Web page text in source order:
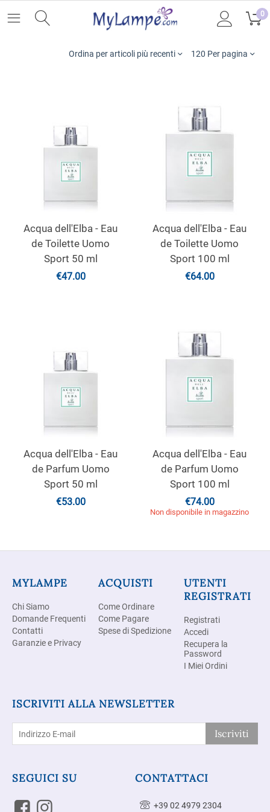
0
Ordina per articoli più recenti 120 Per pagina
Acqua dell'Elba - Eau
de Toilette Uomo
Sport 50 ml
€47.00
Acqua dell'Elba - Eau
de Toilette Uomo
Sport 100 ml
€64.00
Acqua dell'Elba - Eau
de Parfum Uomo
Sport 50 ml
€53.00
Acqua dell'Elba - Eau
de Parfum Uomo
Sport 100 ml
€74.00
Non disponibile in magazzino
MYLAMPE
Chi Siamo
Domande Frequenti
Contatti
Garanzie e Privacy
ACQUISTI
Come Ordinare
Come Pagare
Spese di Spedizione
UTENTI
REGISTRATI
Registrati
Accedi
Recupera la
Password
I Miei Ordini
ISCRIVITI ALLA NEWSLETTER
Iscriviti
SEGUICI SU CONTATTACI
+39 02 4979 2304